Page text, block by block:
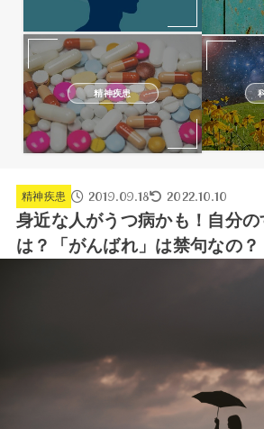
精神疾患
精神疾患 2019.09.18 2022.10.10
身近な人がうつ病かも！自分の
は？「がんばれ」は禁句なの？